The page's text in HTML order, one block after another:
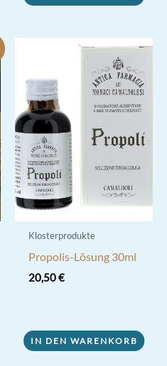
Klosterprodukte
Propolis-Lösung 30ml
20,50€
IN DEN WARENKORB